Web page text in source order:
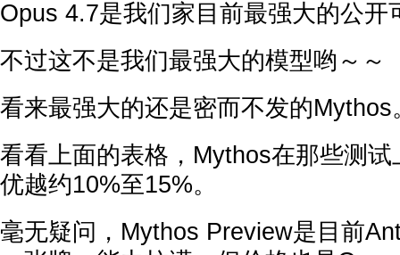
Opus 4.7是我们家目前最强大的公开
不过这不是我们最强大的模型哟～～
看来最强大的还是密而不发的Mythos
看看上面的表格，Mythos在那些测
优越约10%至15%。
毫无疑问，Mythos Preview是目前